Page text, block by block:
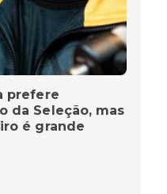
prefere
da Seleção, mas
é grande